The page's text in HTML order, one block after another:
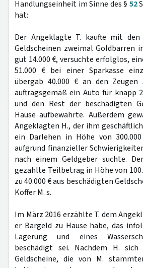
Handlungseinheit im Sinne des § 52
hat:
Der Angeklagte T. kaufte mit den
Geldscheinen zweimal Goldbarren
gut 14.000 €, versuchte erfolglos,
51.000 € bei einer Sparkasse
übergab 40.000 € an den
auftragsgemäß ein Auto für knapp
und den Rest der beschädigten
Hause aufbewahrte. Außerdem
Angeklagten H., der ihm
ein Darlehen in Höhe von
aufgrund finanzieller
nach einem Geldgeber suchte.
gezahlte Teilbetrag in Höhe von
zu 40.000 € aus beschädigten
Koffer M. s.
Im März 2016 erzählte T. dem
er Bargeld zu Hause habe, das
Lagerung und eines
beschädigt sei. Nachdem H. sich
Geldscheine, die von M.